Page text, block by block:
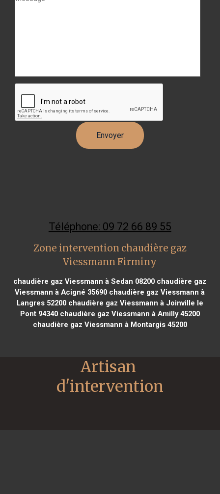
Téléphone: 09 72 66 89 55
Zone intervention chaudière gaz
Viessmann Firminy
chaudière gaz Viessmann à Sedan 08200 chaudière gaz
Viessmann à Acigné 35690 chaudière gaz Viessmann à
Langres 52200chaudière gaz Viessmann à Joinville le
Pont 94340chaudière gaz Viessmann à Amilly 45200
chaudière gaz Viessmann à Montargis 45200
Artisan
d'intervention